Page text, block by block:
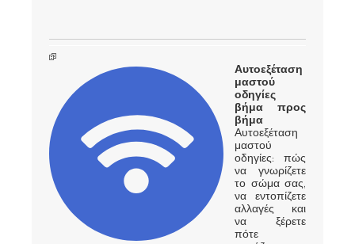
Αυτοεξέταση
μαστού
οδηγίες
βήμα προς
βήμα
Αυτοεξέταση
μαστού
οδηγίες: πώς
να γνωρίζετε
το σώμα σας,
να εντοπίζετε
αλλαγές και
να ξέρετε
πότε